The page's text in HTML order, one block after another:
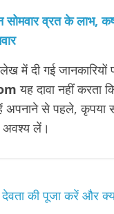
सोमवार व्रत के लाभ,
में दी गई जानकारियों
यह दावा नहीं करता
अपनाने से पहले, कृपया
अवश्य लें।
की पूजा करें और